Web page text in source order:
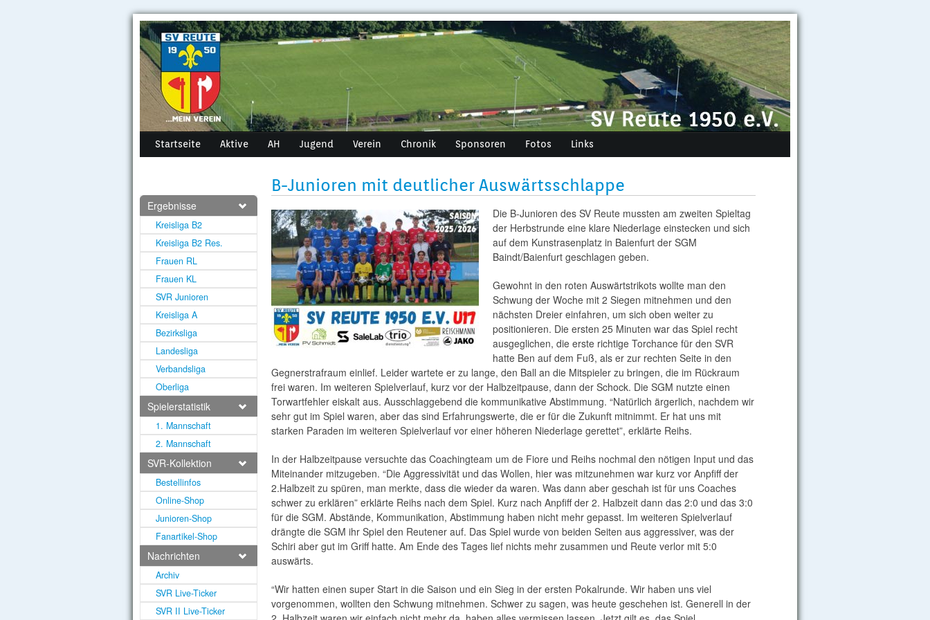
Startseite Aktive AH Jugend Verein Chronik Sponsoren Fotos Links
Ergebnisse
Kreisliga B2
Kreisliga B2 Res.
Frauen RL
Frauen KL
SVR Junioren
Kreisliga A
Bezirksliga
Landesliga
Verbandsliga
Oberliga
Spielerstatistik
1. Mannschaft
2. Mannschaft
SVR-Kollektion
Bestellinfos
Online-Shop
Junioren-Shop
Fanartikel-Shop
Nachrichten
Archiv
SVR Live-Ticker
SVR II Live-Ticker
B-Junioren mit deutlicher Auswärtsschlappe
Die B-Junioren des SV Reute mussten am zweiten Spieltag
der Herbstrunde eine klare Niederlage einstecken und sich
auf dem Kunstrasenplatz in Baienfurt der SGM
Baindt/Baienfurt geschlagen geben.
Gewohnt in den roten Auswärtstrikots wollte man den
Schwung der Woche mit 2 Siegen mitnehmen und den
nächsten Dreier einfahren, um sich oben weiter zu
positionieren. Die ersten 25 Minuten war das Spiel recht
ausgeglichen, die erste richtige Torchance für den SVR
hatte Ben auf dem Fuß, als er zur rechten Seite in den
Gegnerstrafraum einlief. Leider wartete er zu lange, den Ball an die Mitspieler zu bringen, die im Rückraum
frei waren. Im weiteren Spielverlauf, kurz vor der Halbzeitpause, dann der Schock. Die SGM nutzte einen
Torwartfehler eiskalt aus. Ausschlaggebend die kommunikative Abstimmung. “Natürlich ärgerlich, nachdem wir
sehr gut im Spiel waren, aber das sind Erfahrungswerte, die er für die Zukunft mitnimmt. Er hat uns mit
starken Paraden im weiteren Spielverlauf vor einer höheren Niederlage gerettet”, erklärte Reihs.
In der Halbzeitpause versuchte das Coachingteam um de Fiore und Reihs nochmal den nötigen Input und das
Miteinander mitzugeben. “Die Aggressivität und das Wollen, hier was mitzunehmen war kurz vor Anpfiff der
2.Halbzeit zu spüren, man merkte, dass die wieder da waren. Was dann aber geschah ist für uns Coaches
schwer zu erklären” erklärte Reihs nach dem Spiel. Kurz nach Anpfiff der 2. Halbzeit dann das 2:0 und das 3:0
für die SGM. Abstände, Kommunikation, Abstimmung haben nicht mehr gepasst. Im weiteren Spielverlauf
drängte die SGM ihr Spiel den Reutener auf. Das Spiel wurde von beiden Seiten aus aggressiver, was der
Schiri aber gut im Griff hatte. Am Ende des Tages lief nichts mehr zusammen und Reute verlor mit 5:0
auswärts.
“Wir hatten einen super Start in die Saison und ein Sieg in der ersten Pokalrunde. Wir haben uns viel
vorgenommen, wollten den Schwung mitnehmen. Schwer zu sagen, was heute geschehen ist. Generell in der